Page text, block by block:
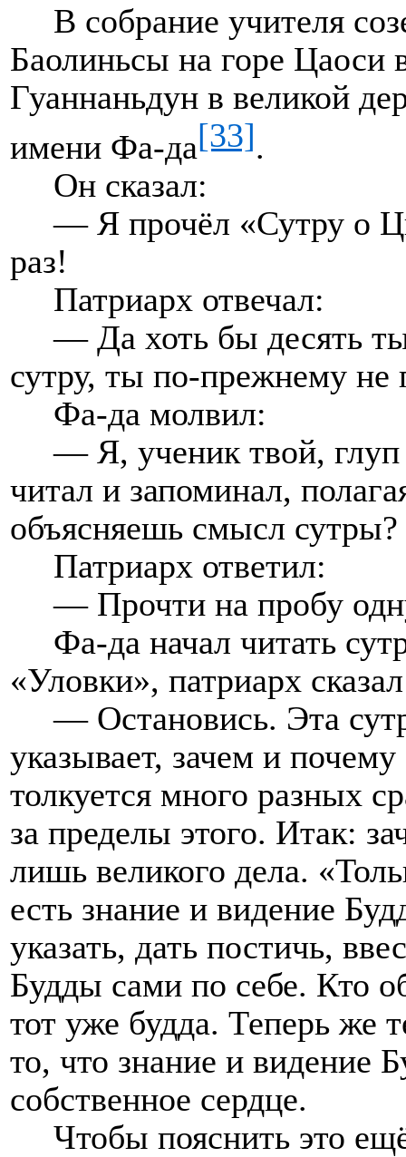
В собрание учителя
Баолиньсы на горе
Гуаннаньдун в великой
имени Фа-да[33].
Он сказал:
— Я прочёл «Сутру о
раз!
Патриарх отвечал:
— Да хоть бы десять
сутру, ты по-прежнему
Фа-да молвил:
— Я, ученик твой, глуп
читал и запоминал,
объясняешь смысл сутры?
Патриарх ответил:
— Прочти на пробу
Фа-да начал читать
«Уловки», патриарх
— Остановись. Эта
указывает, зачем и
толкуется много разных
за пределы этого. Итак:
лишь великого дела.
есть знание и видение
указать, дать постичь,
Будды сами по себе. Кто
тот уже будда. Теперь же
то, что знание и видение
собственное сердце.
Чтобы пояснить это